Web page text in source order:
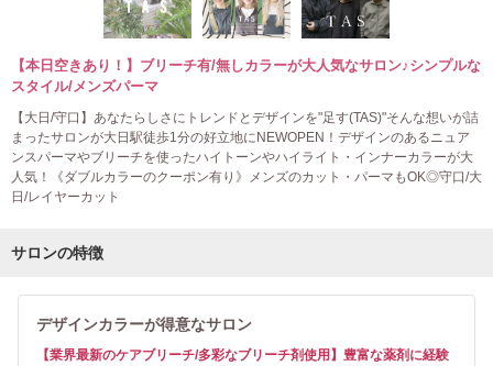
【本日空きあり！】ブリーチ有/無しカラーが大人気なサロン♪シンプルな
スタイル/メンズパーマ
【大日/守口】あなたらしさにトレンドとデザインを"足す(TAS)"そんな想いが詰
まったサロンが大日駅徒歩1分の好立地にNEWOPEN！デザインのあるニュア
ンスパーマやブリーチを使ったハイトーンやハイライト・インナーカラーが大
人気！《ダブルカラーのクーポン有り》メンズのカット・パーマもOK◎守口/大
日/レイヤーカット
サロンの特徴
デザインカラーが得意なサロン
【業界最新のケアブリーチ/多彩なブリーチ剤使用】豊富な薬剤に経験